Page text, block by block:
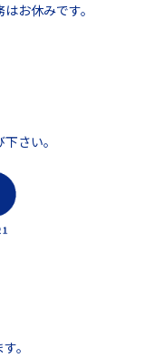
お休みです。
さい。
。